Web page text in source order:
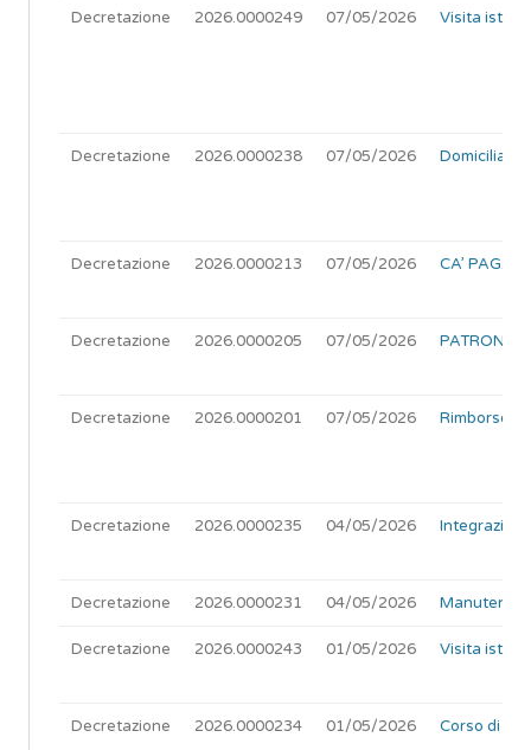
Decretazione 2026.0000249 07/05/2026 Visita
Decretazione 2026.0000238 07/05/2026
Decretazione 2026.0000213 07/05/2026 CA’
Decretazione 2026.0000205 07/05/2026 PATRON
Decretazione 2026.0000201 07/05/2026 Rimborso
Decretazione 2026.0000235 04/05/2026
Decretazione 2026.0000231 04/05/2026
Decretazione 2026.0000243 01/05/2026 Visita
Decretazione 2026.0000234 01/05/2026 Corso di